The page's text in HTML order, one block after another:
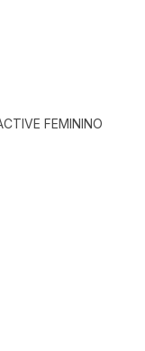
FEMININO